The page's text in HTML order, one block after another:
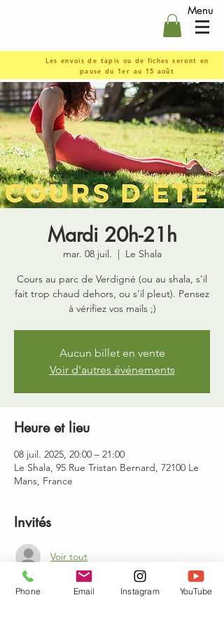
Menu
Les envois de tapis ou de fiches seront en
pause du 1er au 15 août
Mardi 20h-21h
mar. 08 juil.
  |
Le Shala
Cours au parc de Verdigné (ou au shala, s'il
fait trop chaud dehors, ou s'il pleut). Pensez
à vérifiez vos mails ;)
Aucun billet en vente
Voir d'autres événements
Heure et lieu
08 juil. 2025, 20:00 – 21:00
Le Shala, 95 Rue Tristan Bernard, 72100 Le
Mans, France
Invités
Voir tout
Phone Email Instagram YouTube